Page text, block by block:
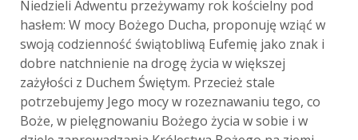
Niedzieli Adwentu przeżywamy rok kościelny pod
hasłem: W mocy Bożego Ducha, proponuję wziąć w
swoją codzienność świątobliwą Eufemię jako znak i
dobre natchnienie na drogę życia w większej
zażyłości z Duchem Świętym. Przecież stale
potrzebujemy Jego mocy w rozeznawaniu tego, co
Boże, w pielęgnowaniu Bożego życia w sobie i w